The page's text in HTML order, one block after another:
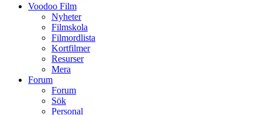
Voodoo Film
Nyheter
Filmskola
Filmordlista
Kortfilmer
Resurser
Mera
Forum
Forum
Sök
Personal